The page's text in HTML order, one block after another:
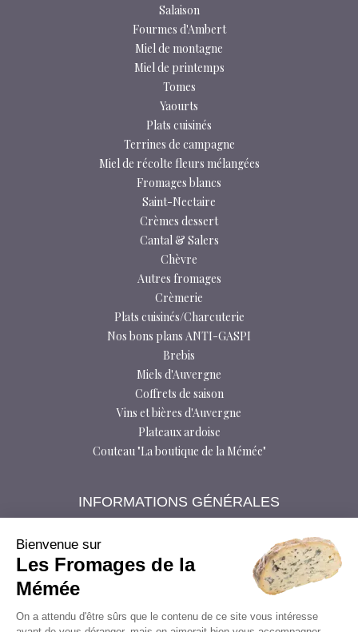
Salaison
Fourmes d'Ambert
Miel de montagne
Miel de printemps
Tomes
Yaourts
Plats cuisinés
Terrines de campagne
Miel de récolte fleurs mélangées
Fromages blancs
Saint-Nectaire
Crèmes dessert
Cantal & Salers
Chèvre
Autres fromages
Crèmerie
Plats cuisinés/Charcuterie
Nos bons plans ANTI-GASPI
Brebis
Miels d'Auvergne
Coffrets de saison
Vins et bières d'Auvergne
Plateaux ardoise
Couteau "La boutique de la Mémée"
INFORMATIONS GÉNÉRALES
Conditions générales de vente
Médiateur à la consommation
Bienvenue sur
Les Fromages de la
Mémée
On a attendu d'être sûrs que le contenu de ce site vous intéresse